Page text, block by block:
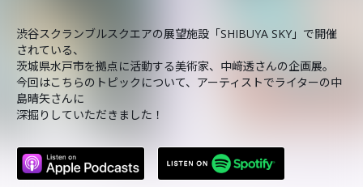
渋谷スクランブルスクエアの展望施設「SHIBUYA SKY」で開催
されている、
茨城県水戸市を拠点に活動する美術家、中﨑透さんの企画展。
今回はこちらのトピックについて、アーティストでライターの中
島晴矢さんに
深掘りしていただきました！